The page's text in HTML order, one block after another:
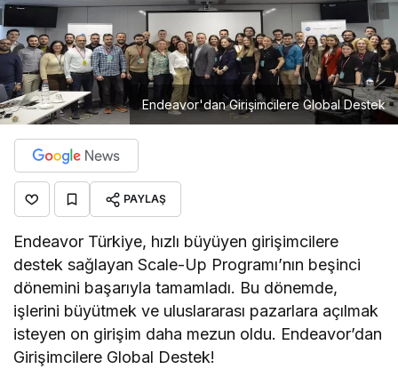
Endeavor'dan Girişimcilere Global Destek
PAYLAŞ
Endeavor Türkiye, hızlı büyüyen girişimcilere
destek sağlayan Scale-Up Programı’nın beşinci
dönemini başarıyla tamamladı. Bu dönemde,
işlerini büyütmek ve uluslararası pazarlara açılmak
isteyen on girişim daha mezun oldu. Endeavor’dan
Girişimcilere Global Destek!